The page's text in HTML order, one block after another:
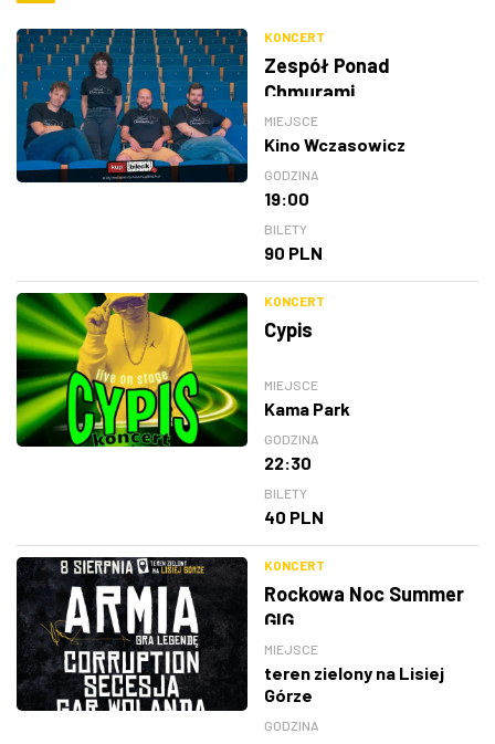
KONCERT
Zespół Ponad
Chmurami
MIEJSCE
Kino Wczasowicz
GODZINA
19:00
BILETY
90 PLN
KONCERT
Cypis
MIEJSCE
Kama Park
GODZINA
22:30
BILETY
40 PLN
KONCERT
Rockowa Noc Summer
GIG
MIEJSCE
teren zielony na Lisiej
Górze
GODZINA